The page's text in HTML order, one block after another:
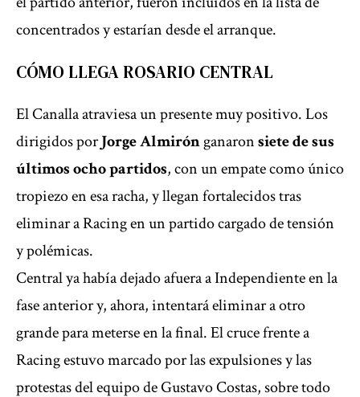
concentrados y estarían desde el arranque.
CÓMO LLEGA ROSARIO CENTRAL
El Canalla atraviesa un presente muy positivo. Los
dirigidos porJorge Almirónganaronsiete de sus
últimos ocho partidos, con un empate como único
tropiezo en esa racha, y llegan fortalecidos tras
eliminar a Racing en un partido cargado de tensión
y polémicas.
Central ya había dejado afuera a Independiente en la
fase anterior y, ahora, intentará eliminar a otro
grande para meterse en la final. El cruce frente a
Racing estuvo marcado por las expulsiones y las
protestas del equipo de Gustavo Costas, sobre todo